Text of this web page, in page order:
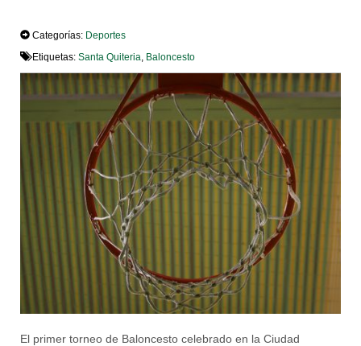
Categorías: Deportes
Etiquetas: Santa Quiteria Baloncesto
El primer torneo de Baloncesto celebrado en la Ciudad